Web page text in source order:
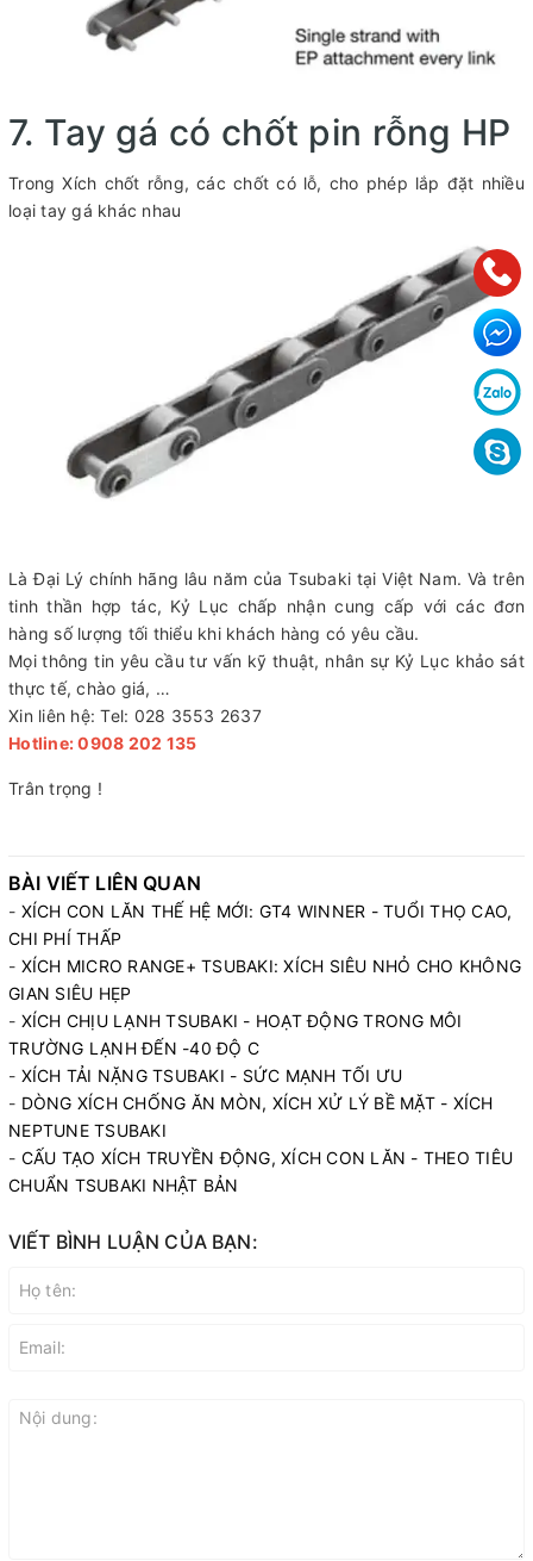
7. Tay gá có chốt pin rỗng HP
Trong Xích chốt rỗng, các chốt có lỗ, cho phép lắp đặt nhiều
loại tay gá khác nhau
Là Đại Lý chính hãng lâu năm của Tsubaki tại Việt Nam. Và trên
tinh thần hợp tác, Kỷ Lục chấp nhận cung cấp với các đơn
hàng số lượng tối thiểu khi khách hàng có yêu cầu.
Mọi thông tin yêu cầu tư vấn kỹ thuật, nhân sự Kỷ Lục khảo sát
thực tế, chào giá, …
Xin liên hệ: Tel: 028 3553 2637
Hotline: 0908 202 135
Trân trọng !
BÀI VIẾT LIÊN QUAN
- XÍCH CON LĂN THẾ HỆ MỚI: GT4 WINNER - TUỔI THỌ CAO,
CHI PHÍ THẤP
- XÍCH MICRO RANGE+ TSUBAKI: XÍCH SIÊU NHỎ CHO KHÔNG
GIAN SIÊU HẸP
- XÍCH CHỊU LẠNH TSUBAKI - HOẠT ĐỘNG TRONG MÔI
TRƯỜNG LẠNH ĐẾN -40 ĐỘ C
- XÍCH TẢI NẶNG TSUBAKI - SỨC MẠNH TỐI ƯU
- DÒNG XÍCH CHỐNG ĂN MÒN, XÍCH XỬ LÝ BỀ MẶT - XÍCH
NEPTUNE TSUBAKI
- CẤU TẠO XÍCH TRUYỀN ĐỘNG, XÍCH CON LĂN - THEO TIÊU
CHUẨN TSUBAKI NHẬT BẢN
VIẾT BÌNH LUẬN CỦA BẠN: